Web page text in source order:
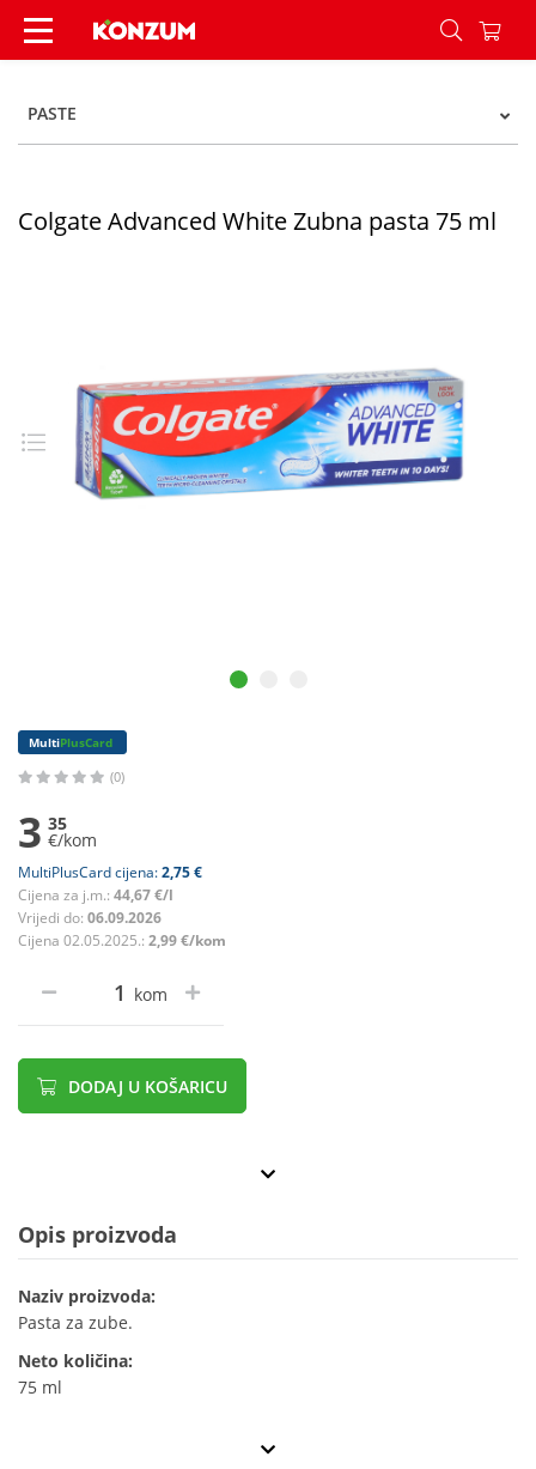
Colgate Advanced White Zubna pasta 75 ml -
PASTE
Colgate Advanced White Zubna pasta 75 ml
MultiPlusCard
(0)
3 35
€/kom
MultiPlusCard cijena:2,75 €
Cijena za j.m.: 44,67 €/l
Vrijedi do: 06.09.2026
Cijena 02.05.2025.: 2,99 €/kom
kom
DODAJ U KOŠARICU
Opis proizvoda
Naziv proizvoda:
Pasta za zube.
Neto količina:
75 ml